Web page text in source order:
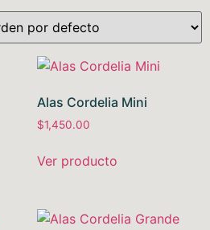
Alas Cordelia Mini
$1,450.00
Ver producto